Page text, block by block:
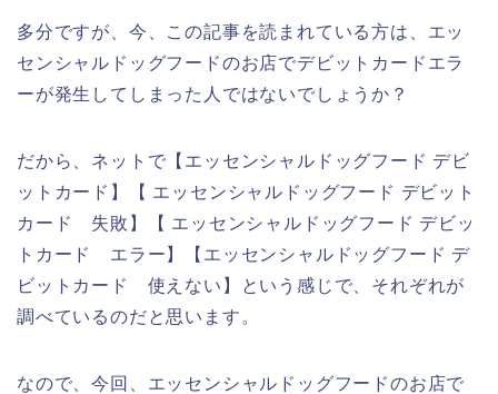
多分ですが、今、この記事を読まれている方は、エッ
センシャルドッグフードのお店でデビットカードエラ
ーが発生してしまった人ではないでしょうか？
だから、ネットで【エッセンシャルドッグフード デビ
ットカード】【 エッセンシャルドッグフード デビット
カード 失敗】【 エッセンシャルドッグフード デビッ
トカード エラー】【エッセンシャルドッグフード デ
ビットカード 使えない】という感じで、それぞれが
調べているのだと思います。
なので、今回、エッセンシャルドッグフードのお店で